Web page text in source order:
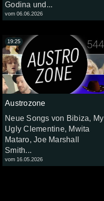
Godina und...
vom 06.06.2026
Austrozone
Neue Songs von Bibiza, My
Ugly Clementine, Mwita
Mataro, Joe Marshall
Smith...
vom 16.05.2026
19:25